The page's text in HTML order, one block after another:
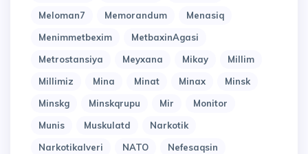
Meloman7
Memorandum
Menasiq
Menimmetbexim
MetbaxinAgasi
Metrostansiya
Meyxana Mikay
Millim
Millimiz
Mina Minat Minax
Minsk
Minskg
Minskqrupu Mir
Monitor
Munis
Muskulatd
Narkotik
Narkotikalveri
NATO
Nefesaqsin